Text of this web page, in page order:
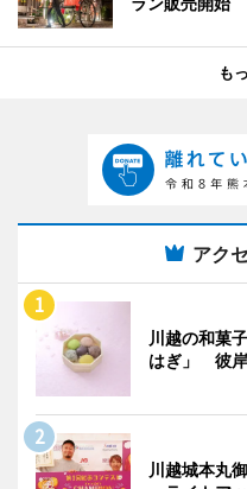
も
アク
川越の和菓
はぎ」 彼
川越城本丸